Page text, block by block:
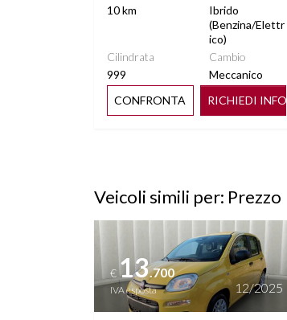
10 km
Ibrido
(Benzina/Elettr
ico)
Cilindrata
999
Cambio
Meccanico
CONFRONTA
RICHIEDI INFO
Veicoli simili per: Prezzo
Vedi dettagli
€13.700
IVA esposta 12/2025